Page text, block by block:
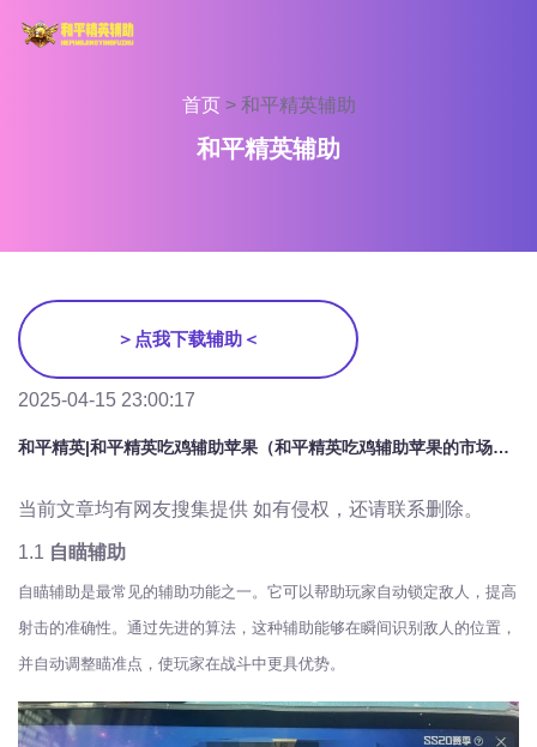
首页 > 和平精英辅助
和平精英辅助
＞点我下载辅助＜
2025-04-15 23:00:17
和平精英|和平精英吃鸡辅助苹果（和平精英吃鸡辅助苹果的市场需求是如何变化的？）
当前文章均有网友搜集提供 如有侵权，还请联系删除。
1.1 自瞄辅助
自瞄辅助是最常见的辅助功能之一。它可以帮助玩家自动锁定敌人，提高
射击的准确性。通过先进的算法，这种辅助能够在瞬间识别敌人的位置，
并自动调整瞄准点，使玩家在战斗中更具优势。